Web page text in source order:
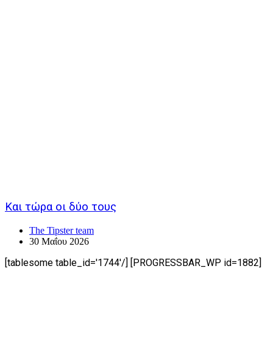
Και τώρα οι δύο τους
The Tipster team
30 Μαΐου 2026
[tablesome table_id='1744'/] [PROGRESSBAR_WP id=1882]